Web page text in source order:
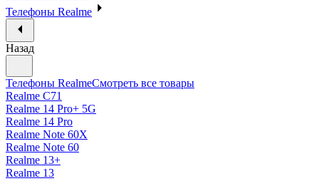
Телефоны Realme
Назад
Телефоны RealmeСмотреть все товары
Realme C71
Realme 14 Pro+ 5G
Realme 14 Pro
Realme Note 60X
Realme Note 60
Realme 13+
Realme 13